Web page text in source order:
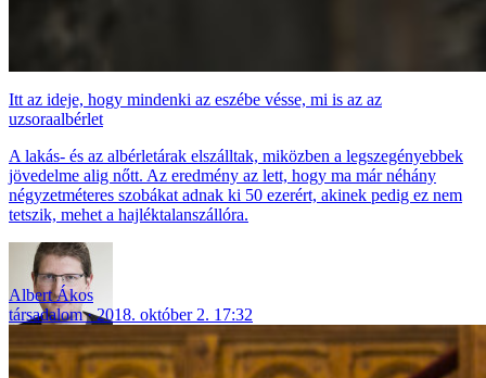
Itt az ideje, hogy mindenki az eszébe vésse, mi is az az
uzsoraalbérlet
A lakás- és az albérletárak elszálltak, miközben a legszegényebbek
jövedelme alig nőtt. Az eredmény az lett, hogy ma már néhány
négyzetméteres szobákat adnak ki 50 ezerért, akinek pedig ez nem
tetszik, mehet a hajléktalanszállóra.
Albert Ákos
társadalom
2018. október 2. 17:32